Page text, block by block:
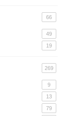
66
49
19
269
9
13
79